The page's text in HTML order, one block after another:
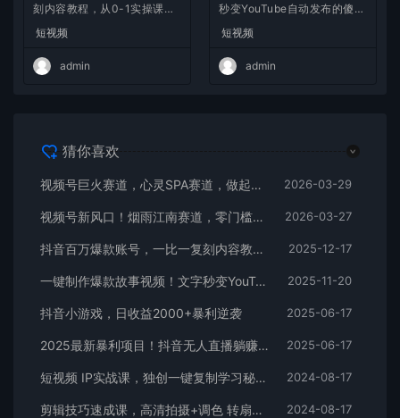
刻内容教程，从0-1实操课，
入10w+
短视频
admin
秒变YouTube自动发布的傻瓜
短视频
admin
猜你喜欢
视频号巨火赛道，心灵SPA赛道，做起来超简单，每天收益800+ 2026-03-29
视频号新风口！烟雨江南赛道，零门槛日入 500+ 2026-03-27
抖音百万爆款账号，一比一复刻内容教程，从0-1实操课，小白也能学会，复制爆款，月入10w+ 2025-12-17
一键制作爆款故事视频！文字秒变YouTube自动发布的傻瓜式教程 2025-11-20
抖音小游戏，日收益2000+暴利逆袭 2025-06-17
2025最新暴利项目！抖音无人直播躺赚攻略！抖音无人直播3.0玩法！0门槛… 2025-06-17
短视频 IP实战课，独创一键复制学习秘籍，转战新领域，月赚五万轻松行 2024-08-17
剪辑技巧速成课，高清拍摄+调色 转扇子，建筑-抠图精通，新手秒变剪辑专家 2024-08-17